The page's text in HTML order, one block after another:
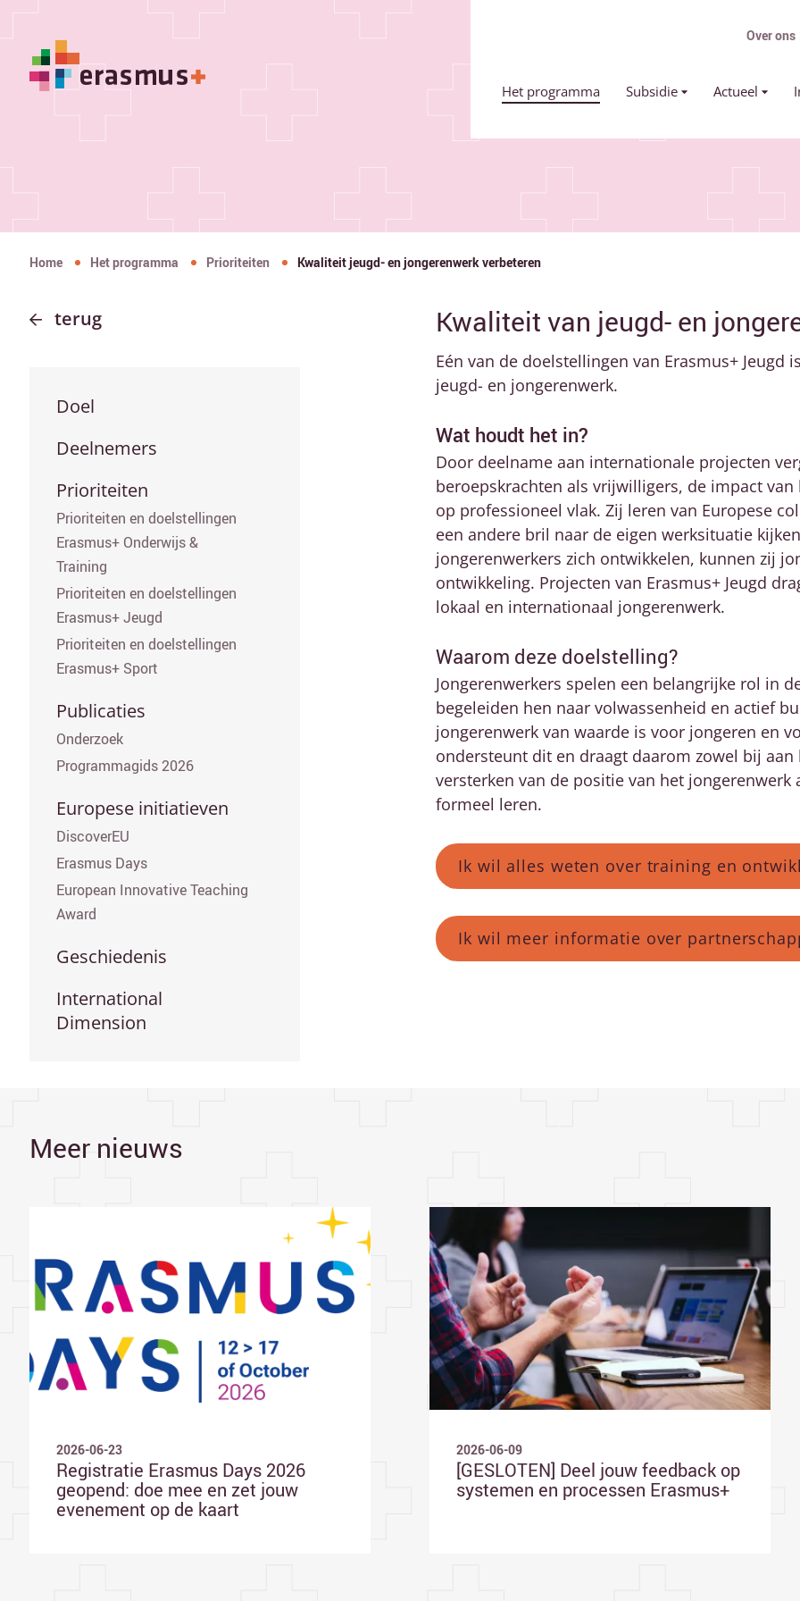
Primair menu
Over ons
Het programma Subsidie Actueel
Home Het programma Prioriteiten Kwaliteit jeugd- en jongerenwerk verbeteren
terug
Secundair menu
Doel
Deelnemers
Prioriteiten
Prioriteiten en doelstellingen
Erasmus+ Onderwijs &
Training
Prioriteiten en doelstellingen
Erasmus+ Jeugd
Prioriteiten en doelstellingen
Erasmus+ Sport
Publicaties
Onderzoek
Programmagids 2026
Europese initiatieven
DiscoverEU
Erasmus Days
European Innovative Teaching
Award
Geschiedenis
International
Dimension
Kwaliteit van jeugd- en
Eén van de doelstellingen van Erasmus+
jeugd- en jongerenwerk.
Wat houdt het in?
Door deelname aan internationale projecten
beroepskrachten als vrijwilligers, de impact
op professioneel vlak. Zij leren van Europese
een andere bril naar de eigen werksituatie
jongerenwerkers zich ontwikkelen, kunnen zij
ontwikkeling. Projecten van Erasmus+ Jeugd
lokaal en internationaal jongerenwerk.
Waarom deze doelstelling?
Jongerenwerkers spelen een belangrijke rol in
begeleiden hen naar volwassenheid en actief
jongerenwerk van waarde is voor jongeren en
ondersteunt dit en draagt daarom zowel bij
versterken van de positie van het
formeel leren.
Ik wil alles weten over training en
Ik wil meer informatie over
Meer nieuws
2026-06-23
Registratie Erasmus Days 2026
geopend: doe mee en zet jouw
evenement op de kaart
2026-06-09
[GESLOTEN] Deel jouw feedback op
systemen en processen Erasmus+